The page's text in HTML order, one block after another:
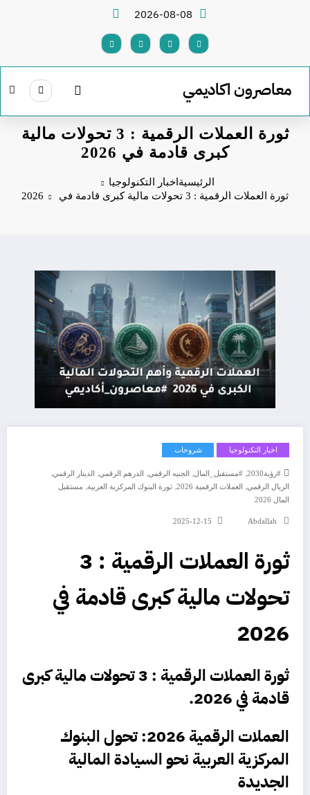
2026-08-08
معاصرون اكاديمي
ثورة العملات الرقمية : 3 تحولات مالية
كبرى قادمة في 2026
الرئيسية اخبار التكنولوجيا
ثورة العملات الرقمية : 3 تحولات مالية كبرى قادمة في 2026
اخبار التكنولوجيا شروحات
#رؤية2030 , #مستقبل_المال, الجنيه الرقمي, الدرهم الرقمي, الدينار الرقمي,
الريال الرقمي, العملات الرقمية 2026 , ثورة البنوك المركزية العربية, مستقبل
المال 2026
Abdallah
2025-12-15
ثورة العملات الرقمية : 3
تحولات مالية كبرى قادمة في
2026
ثورة العملات الرقمية : 3 تحولات مالية كبرى
قادمة في 2026.
العملات الرقمية 2026: تحول
البنوك
المركزية العربية نحو السيادة المالية
الجديدة